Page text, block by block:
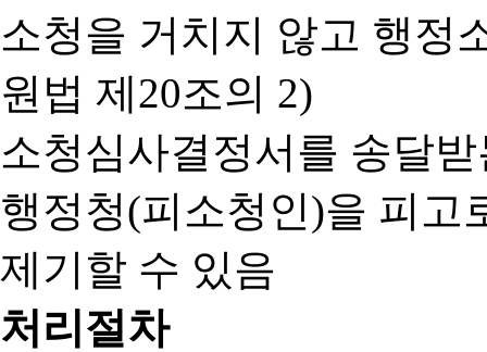
소청을 거치지 않고 행정
원법 제20조의 2)
소청심사결정서를 송달
행정청(피소청인)을 피고
제기할 수 있음
처리절차